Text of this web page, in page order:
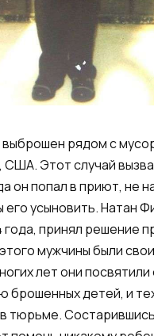
рядом с
Этот случай
он попал в приют, не
его усыновить. Натан
года, принял решение
мужчины были
лет они посвятили
брошенных детей, и
тюрьме.